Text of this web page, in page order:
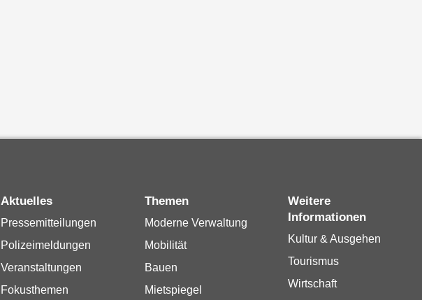
Aktuelles
Pressemitteilungen
Polizeimeldungen
Veranstaltungen
Fokusthemen
Themen
Moderne Verwaltung
Mobilität
Bauen
Mietspiegel
Weitere
Informationen
Kultur & Ausgehen
Tourismus
Wirtschaft